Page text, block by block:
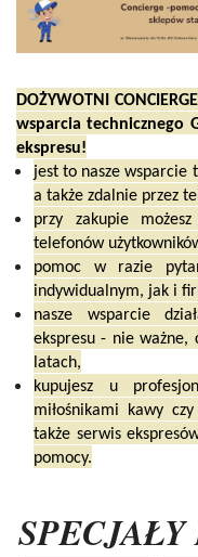
DOŻYWOTNI CONCIERGE
wsparcia technicznego
ekspresu!
jest to nasze wsparcie
a także zdalnie przez
przy zakupie
telefonów
pomoc w razie
indywidualnym, jak i
nasze wsparcie
ekspresu - nie ważne,
latach,
kupujesz u
miłośnikami kawy
także serwis
pomocy.
SPECJAŁY